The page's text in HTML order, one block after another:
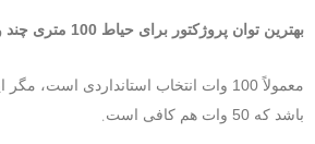
بهترین توان پروژکتور برای حیاط 100 متری چند وات است؟
معمولاً 100 وات انتخاب استانداردی است،
باشد که 50 وات هم کافی است
.